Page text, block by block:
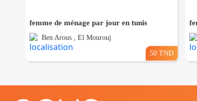
femme de ménage par jour en tunis
Ben Arous , El Mourouj
50 TND